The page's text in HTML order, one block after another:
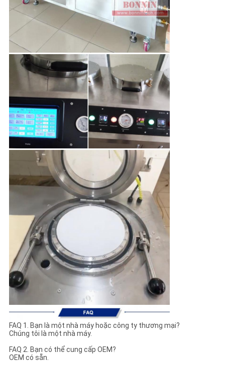
FAQ 1. Bạn là một nhà máy hoặc công ty thương mại?
Chúng tôi là một nhà máy.
FAQ 2. Bạn có thể cung cấp OEM?
OEM có sẵn.